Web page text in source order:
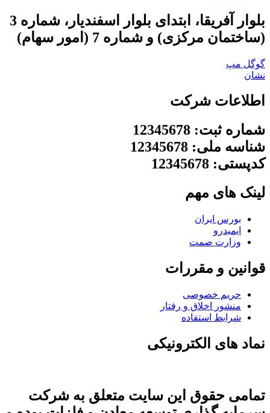
بلوار آفریقا، ابتدای بلوار اسفندیار، شماره 3
(ساختمان مرکزی) و شماره 7 (امور سهام)
گوگل مپ
نشان
اطلاعات شرکت
شماره ثبت: 12345678
شناسه ملی: 12345678
کدپستی: 12345678
لینک های مهم
بورس ایران
ایمیدرو
وزارت صمت
قوانین و مقررات
حریم خصوصی
منشور اخلاق و رفتار
شرایط استفاده
نماد های الکترونیکی
تمامی حقوق این سایت متعلق به شرکت